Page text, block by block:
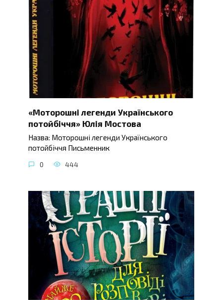
«Моторошні легенди Українського
потойбіччя» Юлія Мостова
Назва: Моторошні легенди Українського
потойбіччя Письменник
0 444